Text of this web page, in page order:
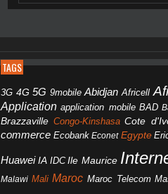
TAGS
3G 4G 5G 9mobile Abidjan Africell
Application application mobile BAD
Brazzaville Congo-Kinshasa Cote
commerce Ecobank Econet Egypte
Huawei IA IDC Ile Maurice
Malawi Mali Maroc Maroc Telecom